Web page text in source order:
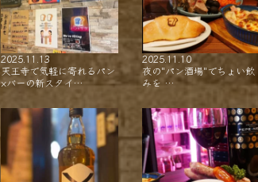
2025.11.13
天王寺で気軽に寄れるパン
×バーの新スタイ…
2025.11.10
夜の"パン酒場"でちょい飲
みを …